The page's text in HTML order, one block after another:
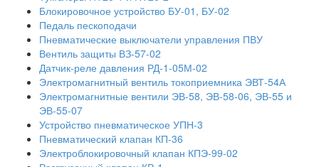
Блокировочное устройство БУ-01, БУ-02
Педаль пескоподачи
Пневматические выключатели управления ПВУ
Вентиль защиты ВЗ-57-02
Датчик-реле давления РД-1-05М-02
Электромагнитный вентиль токоприемника ЭВТ-54А
Электромагнитные вентили ЭВ-58, ЭВ-58-06, ЭВ-55 и
ЭВ-55-07
Устройство пневматическое УПН-3
Пневматический клапан КП-36
Электроблокировочный клапан КПЭ-99-02